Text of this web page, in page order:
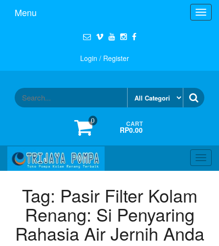
Menu
Login / Register
0 CART
RP0.00
Tag: Pasir Filter Kolam
Renang: Si Penyaring
Rahasia Air Jernih Anda